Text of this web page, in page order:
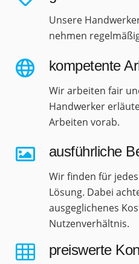
Unsere
nehmen
kompetente
Wir arbeiten fair
Handwerker
Arbeiten vorab.
ausführliche
Wir finden für
Lösung. Dabei
ausgeglichenes
Nutzenverhältnis.
preiswerte